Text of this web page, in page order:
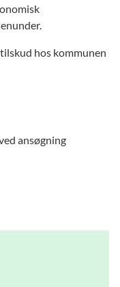
hos kommunen
ansøgning